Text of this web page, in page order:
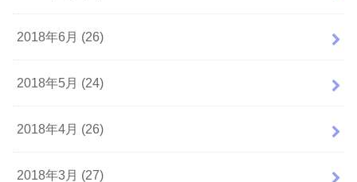
2018年6月 (26)
2018年5月 (24)
2018年4月 (26)
2018年3月 (27)